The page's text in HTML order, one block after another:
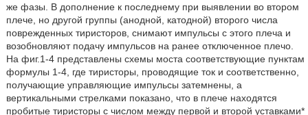
же фазы. В дополнение к последнему при выявлении во втором
плече, но другой группы (анодной, катодной) второго числа
поврежденных тиристоров, снимают импульсы с этого плеча и
возобновляют подачу импульсов на ранее отключенное плечо.
На фиг.1-4 представлены схемы моста соответствующие пунктам
формулы 1-4, где тиристоры, проводящие ток и соответственно,
получающие управляющие импульсы затемнены, а
вертикальными стрелками показано, что в плече находятся
пробитые тиристоры с числом между первой и второй уставками*